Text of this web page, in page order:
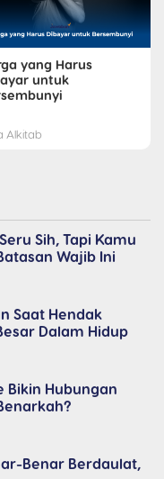
yang Harus
untuk
Alkitab
Sih, Tapi Kamu
Wajib Ini
Saat Hendak
Dalam Hidup
Bikin Hubungan
Benar Berdaulat,